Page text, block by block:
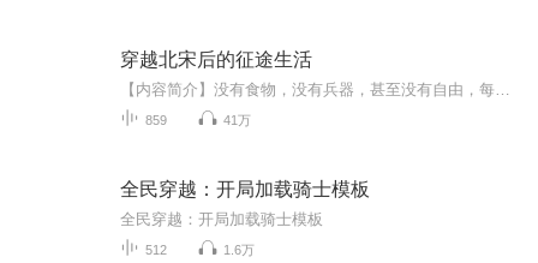
穿越北宋后的征途生活
859 41万
全民穿越：开局加载骑士模板
全民穿越：开局加载骑士模板
512 1.6万